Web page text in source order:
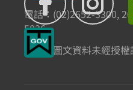
電話：(02)2652-3300,
5836
本網站圖文資料未經授